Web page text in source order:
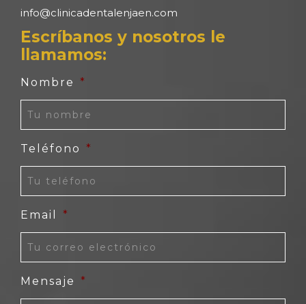
info@clinicadentalenjaen.com
Escríbanos y nosotros le
llamamos:
Nombre *
Teléfono *
Email *
Mensaje *